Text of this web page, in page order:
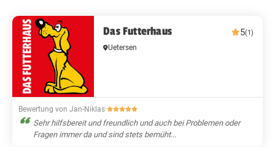
Das Futterhaus 5(1)
Uetersen
Bewertung von Jan-Niklas·
Sehr hilfsbereit und freundlich und auch bei Problemen oder
Fragen immer da und sind stets bemüht...